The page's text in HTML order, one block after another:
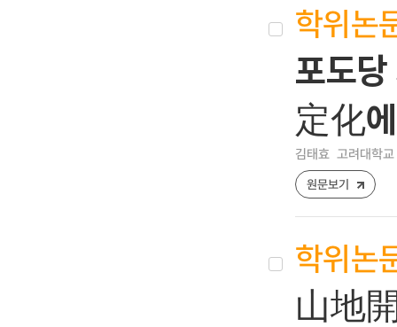
학위논
포도
定化
김태효 고려대학
원문보기
학위논
山地